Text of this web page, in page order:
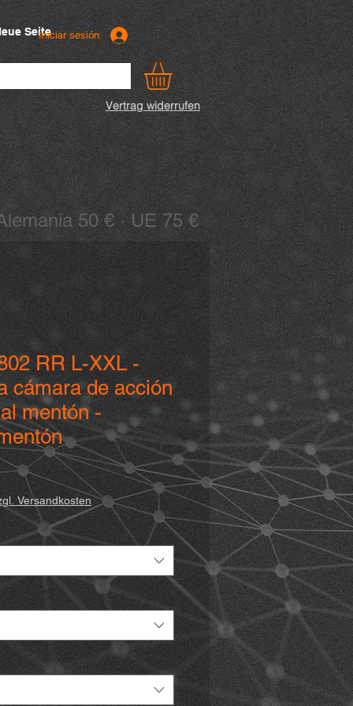
50 € · UE 75 €
SeiteIniciar sesión
Vertrag widerrufen
RR L-XXL -
cámara de acción
mentón -
Versandkosten